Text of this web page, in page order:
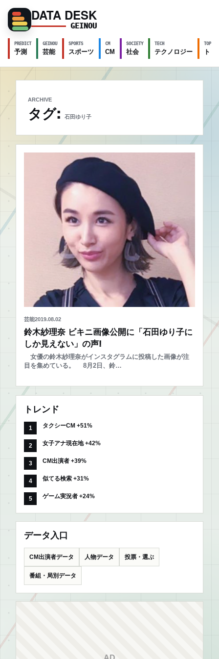
DATA DESK
GEINOU
PREDICT
予測
GEINOU
芸能
SPORTS
スポーツ
CM
CM
SOCIETY
社会
TECH
テクノロジー
TOPICS
ト
ARCHIVE
タグ: 石田ゆり子
芸能2019.08.02
鈴木紗理奈 ビキニ画像公開に「石田ゆり子に
しか見えない」の声!
女優の鈴木紗理奈がインスタグラムに投稿した画像が注
目を集めている。 8月2日、鈴…
トレンド
タクシーCM +51%
女子アナ現在地 +42%
CM出演者 +39%
似てる検索 +31%
ゲーム実況者 +24%
データ入口
CM出演者データ 人物データ 投票・選ぶ
番組・局別データ